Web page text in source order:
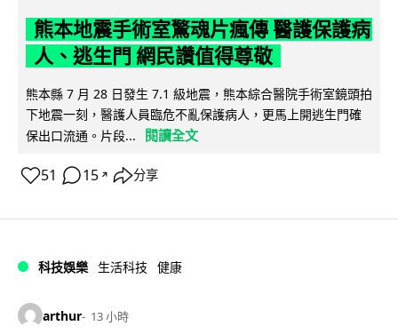
熊本地震手術室驚魂片瘋傳 醫護保護病
人、逃生門 網民讚值得尊敬
熊本縣 7 月 28 日發生 7.1 級地震，熊本綜合醫院手術室鏡頭拍
下地震一刻，醫護人員臨危不亂保護病人，更馬上開逃生門確
保出口流通。片段...
閱讀全文
51 15 ↗ 分享
科技娛樂 生活科技 健康
arthur 13 小時